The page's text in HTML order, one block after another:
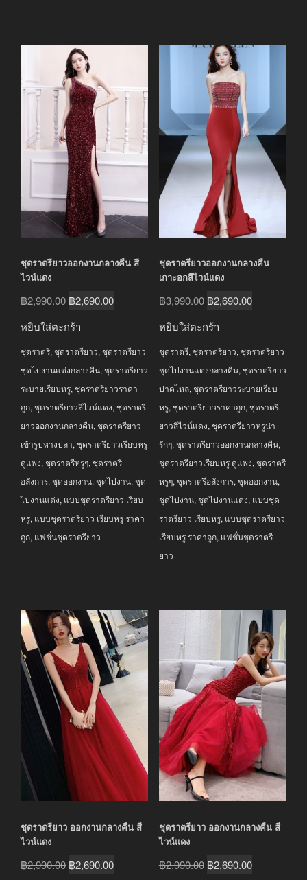
ชุดราตรียาวออกงานกลางคืน สี
ไวน์แดง
฿2,990.00 Original
฿2,990.00.
฿2,690.00Current
฿2,690.00.
หยิบใส่ตะกร้า
ชุดราตรี, ชุดราตรียาว, ชุดราตรียาว
ชุดไปงานแต่งกลางคืน, ชุดราตรียาว
ระบายเรียบหรู, ชุดราตรียาวราคา
ถูก, ชุดราตรียาวสีไวน์แดง, ชุดราตรี
ยาวออกงานกลางคืน, ชุดราตรียาว
เข้ารูปหางปลา, ชุดราตรียาวเรียบหรู
ดูแพง, ชุดราตรีหรูๆ, ชุดราตรี
อลังการ, ชุดออกงาน, ชุดไปงาน, ชุด
ไปงานแต่ง, แบบชุดราตรียาว เรียบ
หรู, แบบชุดราตรียาว เรียบหรู ราคา
ถูก, แฟชั่นชุดราตรียาว
ชุดราตรียาวออกงานกลางคืน
เกาะอกสีไวน์แดง
฿3,990.00 Original
฿3,990.00.
฿2,690.00Current
฿2,690.00.
หยิบใส่ตะกร้า
ชุดราตรี, ชุดราตรียาว, ชุดราตรียาว
ชุดไปงานแต่งกลางคืน, ชุดราตรียาว
ปาดไหล่, ชุดราตรียาวระบายเรียบ
หรู, ชุดราตรียาวราคาถูก, ชุดราตรี
ยาวสีไวน์แดง, ชุดราตรียาวหรูน่า
รักๆ, ชุดราตรียาวออกงานกลางคืน,
ชุดราตรียาวเรียบหรู ดูแพง, ชุดราตรี
หรูๆ, ชุดราตรีอลังการ, ชุดออกงาน,
ชุดไปงาน, ชุดไปงานแต่ง, แบบชุด
ราตรียาว เรียบหรู, แบบชุดราตรียาว
เรียบหรู ราคาถูก, แฟชั่นชุดราตรี
ยาว
ชุดราตรียาว ออกงานกลางคืน สี
ไวน์แดง
฿2,990.00 Original
฿2,690.00Current
ชุดราตรียาว ออกงานกลางคืน สี
ไวน์แดง
฿2,990.00 Original
฿2,690.00Current